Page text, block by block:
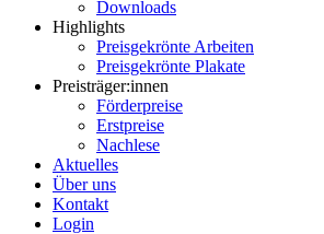
Downloads
Highlights
Preisgekrönte Arbeiten
Preisgekrönte Plakate
Preisträger:innen
Förderpreise
Erstpreise
Nachlese
Aktuelles
Über uns
Kontakt
Login